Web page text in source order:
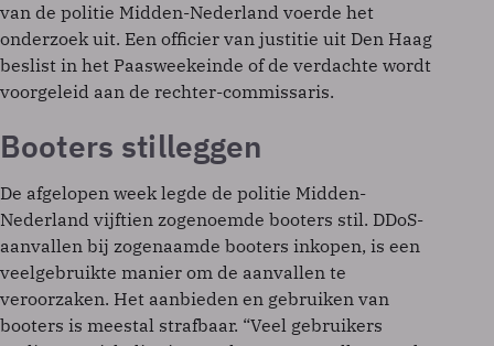
van de politie Midden-Nederland voerde het
onderzoek uit. Een officier van justitie uit Den Haag
beslist in het Paasweekeinde of de verdachte wordt
voorgeleid aan de rechter-commissaris.
Booters stilleggen
De afgelopen week legde de politie Midden-
Nederland vijftien zogenoemde booters stil. DDoS-
aanvallen bij zogenaamde booters inkopen, is een
veelgebruikte manier om de aanvallen te
veroorzaken. Het aanbieden en gebruiken van
booters is meestal strafbaar. “Veel gebruikers